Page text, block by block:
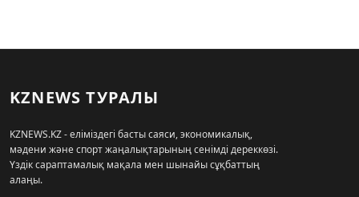
KZNEWS ТУРАЛЫ
KZNEWS.KZ - еліміздегі басты саяси, экономикалық,
мәдени және спорт жаңалықтарының сенімді дереккөзі.
Үздік сараптамалық мақала мен шынайы сұқбаттың
алаңы.